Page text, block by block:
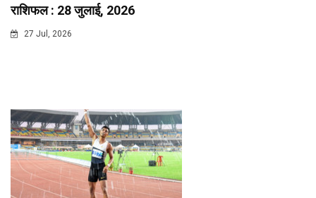
राशिफल : 28 जुलाई, 2026
27 Jul, 2026